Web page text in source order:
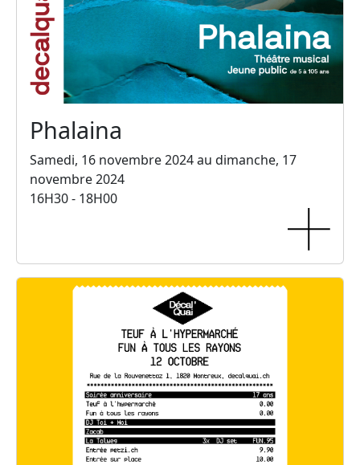
Phalaina
Samedi, 16 novembre 2024 au dimanche, 17
novembre 2024
16H30 - 18H00